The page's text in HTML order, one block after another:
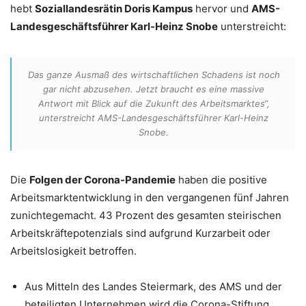
hebt Soziallandesrätin Doris Kampus hervor und AMS-
Landesgeschäftsführer Karl-Heinz Snobe unterstreicht:
Das ganze Ausmaß des wirtschaftlichen Schadens ist noch
gar nicht abzusehen. Jetzt braucht es eine massive
Antwort mit Blick auf die Zukunft des Arbeitsmarktes“,
unterstreicht AMS-Landesgeschäftsführer Karl-Heinz
Snobe.
Die Folgen der Corona-Pandemie haben die positive
Arbeitsmarktentwicklung in den vergangenen fünf Jahren
zunichtegemacht. 43 Prozent des gesamten steirischen
Arbeitskräftepotenzials sind aufgrund Kurzarbeit oder
Arbeitslosigkeit betroffen.
Aus Mitteln des Landes Steiermark, des AMS und der